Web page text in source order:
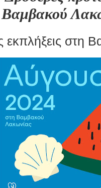
Βαμβακού
εκπλήξεις στη